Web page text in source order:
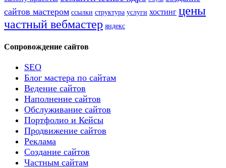
сайтов мастером ссылки структура услуги хостинг цены
частный вебмастер яндекс
Сопровождение сайтов
SEO
Блог мастера по сайтам
Ведение сайтов
Наполнение сайтов
Обслуживание сайтов
Портфолио и Кейсы
Продвижение сайтов
Реклама
Создание сайтов
Частным сайтам